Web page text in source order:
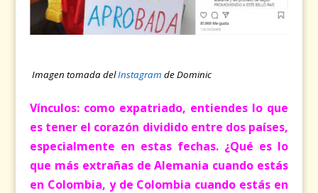
Imagen tomada delInstagram de Dominic
Vínculos: como expatriado, entiendes lo que
es tener el corazón dividido entre dos países,
especialmente en estas fechas. ¿Qué es lo
que más extrañas de Alemania cuando estás
en Colombia, y de Colombia cuando estás en